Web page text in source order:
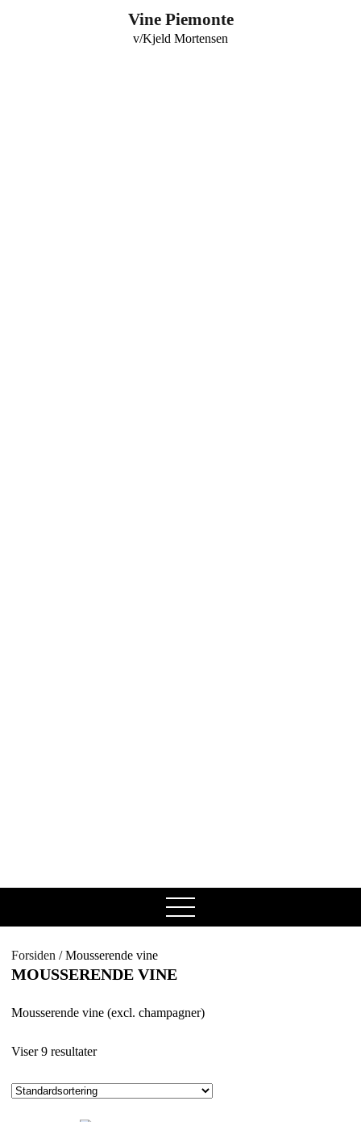
Vine Piemonte
v/Kjeld Mortensen
open
menu
Forsiden / Mousserende vine
MOUSSERENDE VINE
Mousserende vine (excl. champagner)
Viser 9 resultater